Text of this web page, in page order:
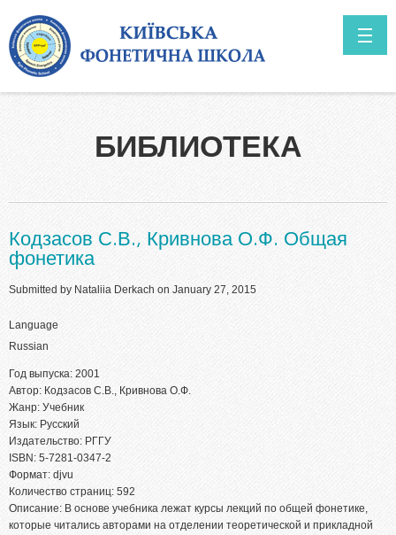
БИБЛИОТЕКА
Кодзасов С.В., Кривнова О.Ф. Общая
фонетика
Submitted by Nataliia Derkach on January 27, 2015
Language
Russian
Год выпуска: 2001
Автор: Кодзасов С.В., Кривнова О.Ф.
Жанр: Учебник
Язык: Русский
Издательство: РГГУ
ISBN: 5-7281-0347-2
Формат: djvu
Количество страниц: 592
Описание: В основе учебника лежат курсы лекций по общей фонетике,
которые читались авторами на отделении теоретической и прикладной